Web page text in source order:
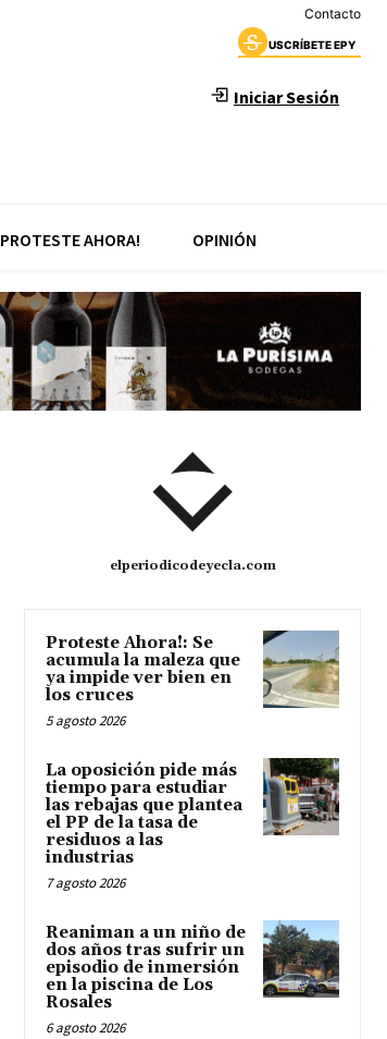
Contacto
USCRÍBETE EPY
Iniciar Sesión
PROTESTE AHORA! OPINIÓN
elperiodicodeyecla.com
Proteste Ahora!: Se
acumula la maleza que
ya impide ver bien en
los cruces
5 agosto 2026
La oposición pide más
tiempo para estudiar
las rebajas que plantea
el PP de la tasa de
residuos a las
industrias
7 agosto 2026
Reaniman a un niño de
dos años tras sufrir un
episodio de inmersión
en la piscina de Los
Rosales
6 agosto 2026